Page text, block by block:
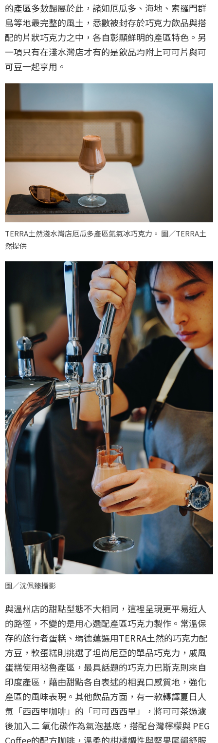
的產區多數歸屬於此，諸如厄瓜多、海地、索羅門群
島等地最完整的風土，悉數被封存於巧克力飲品與搭
配的片狀巧克力之中，各自彰顯鮮明的產區特色。另
一項只有在淺水灣店才有的是飲品均附上可可片與可
可豆一起享用。
TERRA土然淺水灣店厄瓜多產區氮氣冰巧克力。 圖／TERRA土
然提供
圖／沈佩臻攝影
與溫州店的甜點型態不大相同，這裡呈現更平易近人
的路徑，不變的是用心選配產區巧克力製作。常溫保
存的旅行者蛋糕、瑪德蓮選用TERRA土然的巧克力配
方豆，軟蛋糕則挑選了坦尚尼亞的單品巧克力，戚風
蛋糕使用祕魯產區，最具話題的巧克力巴斯克則來自
印度產區，藉由甜點各自表述的相異口感質地，強化
產區的風味表現。其他飲品方面，有一款轉譯夏日人
氣「西西里咖啡」的「可可西西里」，將可可茶過濾
後加入二 氧化碳作為氣泡基底，搭配台灣檸檬與 PEG
Coffee的配方咖啡，溫柔的柑橘調性與堅果尾韻舒服